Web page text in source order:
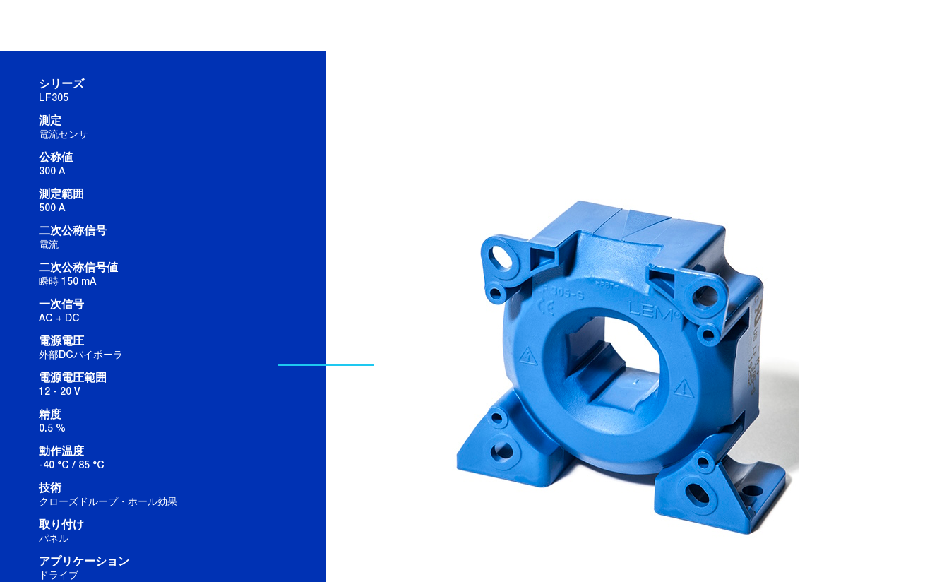
シリーズ
LF305
測定
電流センサ
公称値
300 A
測定範囲
500 A
二次公称信号
電流
二次公称信号値
瞬時 150 mA
一次信号
AC + DC
電源電圧
外部DCバイポーラ
電源電圧範囲
12 - 20 V
精度
0.5 %
動作温度
-40 °C / 85 °C
技術
クローズドループ・ホール効果
取り付け
パネル
アプリケーション
ドライブ